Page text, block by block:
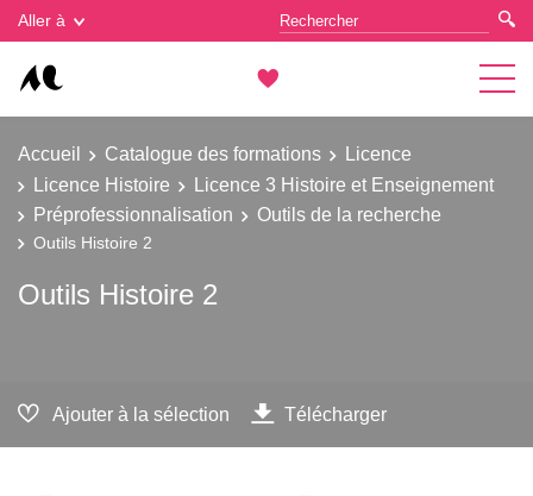
Aller à
Accueil Catalogue des formations
Licence
Licence Histoire
Licence 3 Histoire et Enseignement
Préprofessionnalisation
Outils de la recherche
Outils Histoire 2
Outils Histoire 2
Ajouter à la sélection Télécharger
Gestion des cookies